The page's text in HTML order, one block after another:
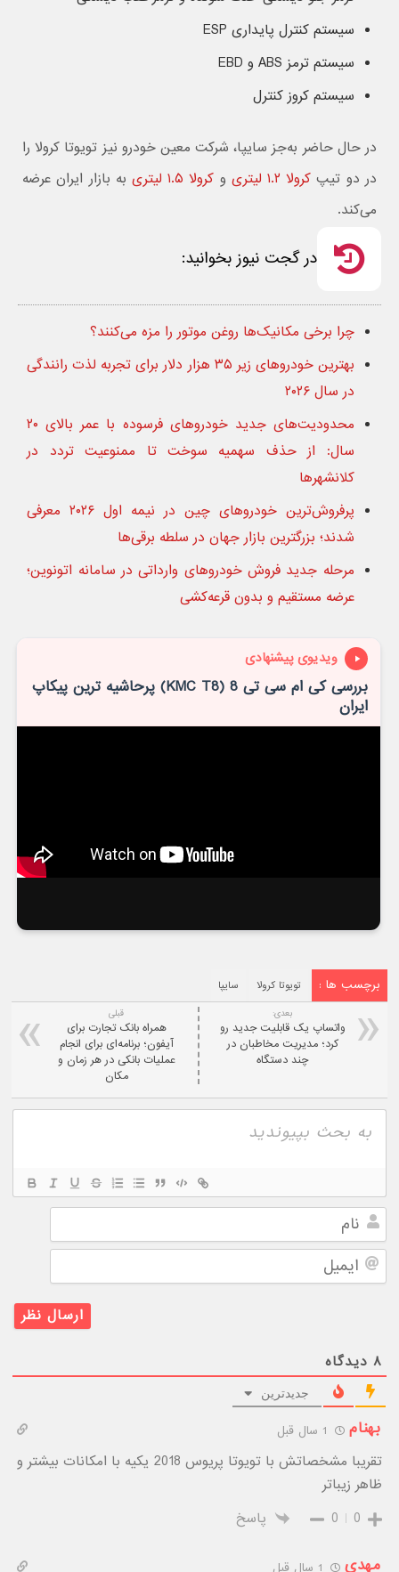
سیستم کنترل پایداری ESP
سیستم ترمز ABS و EBD
سیستم کروز کنترل
در حال حاضر به‌جز سایپا، شرکت معین خودرو نیز تویوتا کرولا را
در دو تیپ کرولا ۱.۲ لیتری و کرولا ۱.۵ لیتری
به بازار ایران عرضه
می‌کند.
در گجت نیوز بخوانید:
چرا برخی مکانیک‌ها روغن موتور را مزه می‌کنند؟
بهترین خودروهای زیر ۳۵ هزار دلار برای تجربه لذت رانندگی
در سال ۲۰۲۶
محدودیت‌های جدید خودروهای فرسوده با عمر بالای ۲۰
سال: از حذف سهمیه سوخت تا ممنوعیت تردد در
کلانشهرها
پرفروش‌ترین خودروهای چین در نیمه اول ۲۰۲۶ معرفی
شدند؛ بزرگترین بازار جهان در سلطه برقی‌ها
مرحله جدید فروش خودروهای وارداتی در سامانه اتونوین؛
عرضه مستقیم و بدون قرعه‌کشی
ویدیوی پیشنهادی
بررسی کی ام سی تی 8 (KMC T8) پرحاشیه ترین پیکاپ
ایران
برچسب ها : تویوتا کرولا سایپا
قبلی
همراه بانک تجارت برای
آیفون؛ برنامه‌ای برای انجام
عملیات بانکی در هر زمان و
مکان
بعدی:
واتساپ یک قابلیت جدید رو
کرد؛ مدیریت مخاطبان در
چند دستگاه
ایمیل
۸ دیدگاه
جدیدترین
بهنام
تقریبا مشخصاتش با تویوتا پریوس 2018 یکیه با امکانات بیشتر و
ظاهر زیباتر
0
0 پاسخ
مهدی